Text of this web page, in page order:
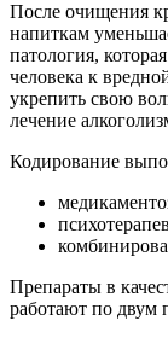
После очищения
напиткам
патология,
человека к
укрепить свою
лечение
Кодирование
Препараты в
работают по двум